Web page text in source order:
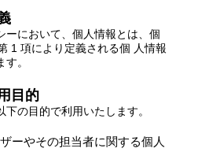
ーにおいて、個人情報とは、個
1 項により定義される個 人情報
。
目的
の目的で利用いたします。
ーやその担当者に関する個人